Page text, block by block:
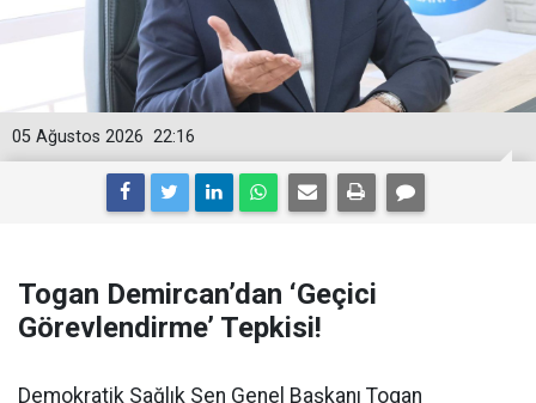
22:16
05 Ağustos 2026
Togan Demircan’dan ‘Geçici
Görevlendirme’ Tepkisi!
Demokratik Sağlık Sen Genel Başkanı Togan